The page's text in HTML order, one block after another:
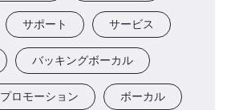
サポート サービス
バッキングボーカル
プロモーション ボーカル